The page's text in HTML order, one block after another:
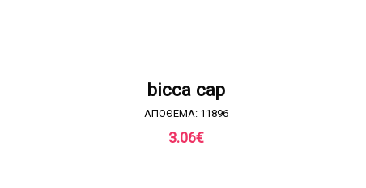
ΖΗΤΗΣΤΕ ΠΡΟΣΦΟΡΑ
bicca cap
ΑΠΟΘΕΜΑ: 11896
3.06€